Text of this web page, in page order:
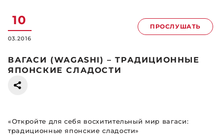
10
03.2016
ПРОСЛУШАТЬ
ВАГАСИ (WAGASHI) – ТРАДИЦИОННЫЕ
ЯПОНСКИЕ СЛАДОСТИ
«Откройте для себя восхитительный мир вагаси:
традиционные японские сладости»